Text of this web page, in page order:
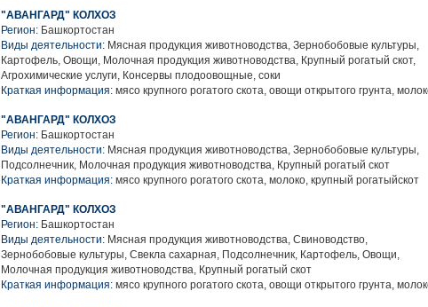
"АВАНГАРД" КОЛХОЗ
Регион: Башкортостан
Виды деятельности: Мясная продукция животноводства, Зернобобовые культуры,
Картофель, Овощи, Молочная продукция животноводства, Крупный рогатый скот,
Агрохимические услуги, Консервы плодоовощные, соки
Краткая информация: мясо крупного рогатого скота, овощи открытого грунта,
"АВАНГАРД" КОЛХОЗ
Регион: Башкортостан
Виды деятельности: Мясная продукция животноводства, Зернобобовые культуры,
Подсолнечник, Молочная продукция животноводства, Крупный рогатый скот
Краткая информация: мясо крупного рогатого скота, молоко, крупный рогатыйскот
"АВАНГАРД" КОЛХОЗ
Регион: Башкортостан
Виды деятельности: Мясная продукция животноводства, Свиноводство,
Зернобобовые культуры, Свекла сахарная, Подсолнечник, Картофель, Овощи,
Молочная продукция животноводства, Крупный рогатый скот
Краткая информация: мясо крупного рогатого скота, овощи открытого грунта,